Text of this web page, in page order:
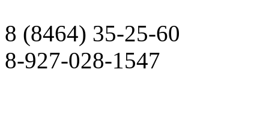
8 (8464) 35-25-60
8-927-028-1547